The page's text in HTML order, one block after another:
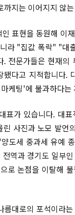
지는 이어지지 않
표현을 동원해 이
라 "집값 폭락" "
전문가들은 현재
다고 지적합니다.
케팅'에 불과하다는
표가 있습니다. 대
사진과 노모 발언
도세 중과세 유예
역과 경기도 일부
로 논점을 이탈해
대로의 포석이라